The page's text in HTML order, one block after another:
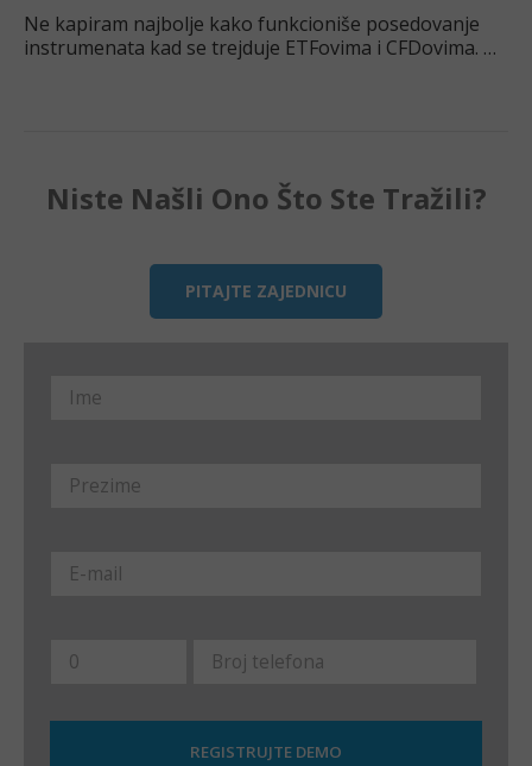
Ne kapiram najbolje kako funkcioniše posedovanje
instrumenata kad se trejduje ETFovima i CFDovima. Da
Niste Našli Ono Što Ste Tražili?
PITAJTE ZAJEDNICU